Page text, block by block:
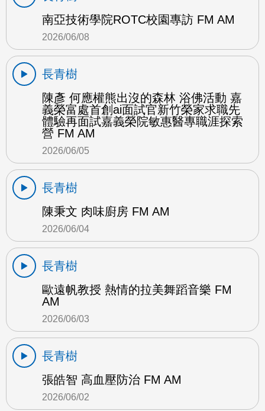
南亞技術學院ROTC校園專訪 FM AM
2026/06/08
長青樹
陳彥 何應權熊出沒的森林 浴佛活動 嘉
義榮富處首創ai面試官新竹榮家求職先
體驗再面試嘉義榮院敏惠醫專職涯探索
營 FM AM
2026/06/05
長青樹
陳秉文 肉味廚房 FM AM
2026/06/04
長青樹
歐遠帆教授 熱情的拉美舞蹈音樂 FM
AM
2026/06/03
長青樹
張皓智 高血壓防治 FM AM
2026/06/02